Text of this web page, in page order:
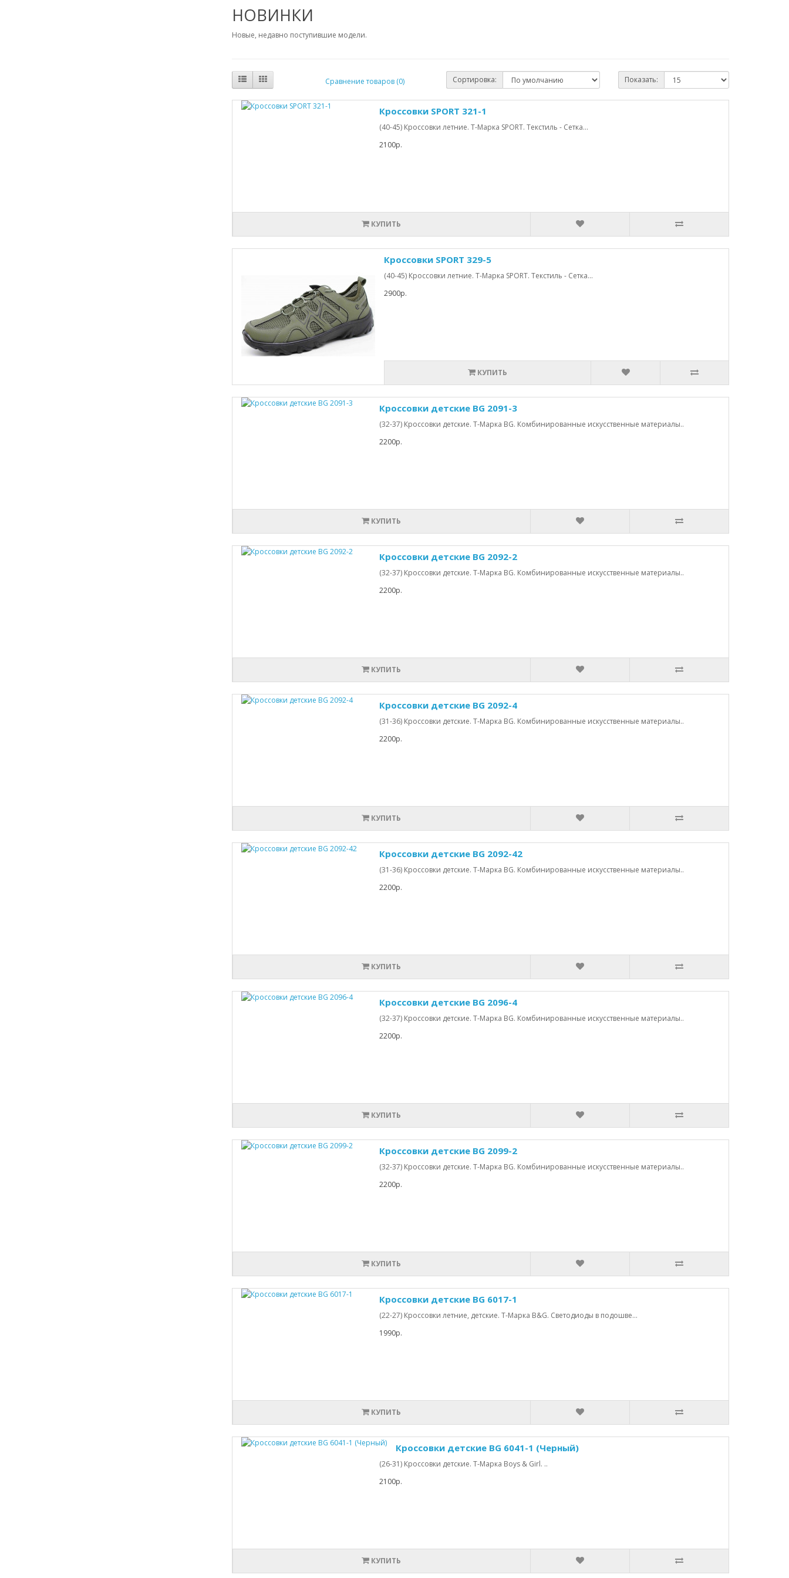
НОВИНКИ
Новые, недавно поступившие модели.
Сравнение товаров (0) Сортировка: Показать:
Кроссовки SPORT 321-1
(40-45) Кроссовки летние. Т-Марка SPORT. Текстиль - Cетка...
2100р.
КУПИТЬ
Кроссовки SPORT 329-5
(40-45) Кроссовки летние. Т-Марка SPORT. Текстиль - Cетка...
2900р.
КУПИТЬ
Кроссовки детские BG 2091-3
(32-37) Кроссовки детские. Т-Марка BG. Комбинированные искусственные материалы..
2200р.
КУПИТЬ
Кроссовки детские BG 2092-2
(32-37) Кроссовки детские. Т-Марка BG. Комбинированные искусственные материалы..
2200р.
КУПИТЬ
Кроссовки детские BG 2092-4
(31-36) Кроссовки детские. Т-Марка BG. Комбинированные искусственные материалы..
2200р.
КУПИТЬ
Кроссовки детские BG 2092-42
(31-36) Кроссовки детские. Т-Марка BG. Комбинированные искусственные материалы..
2200р.
КУПИТЬ
Кроссовки детские BG 2096-4
(32-37) Кроссовки детские. Т-Марка BG. Комбинированные искусственные материалы..
2200р.
КУПИТЬ
Кроссовки детские BG 2099-2
(32-37) Кроссовки детские. Т-Марка BG. Комбинированные искусственные материалы..
2200р.
КУПИТЬ
Кроссовки детские BG 6017-1
(22-27) Кроссовки летние, детские. Т-Марка B&G. Светодиоды в подошве...
1990р.
КУПИТЬ
Кроссовки детские BG 6041-1 (Черный)
(26-31) Кроссовки детские. Т-Марка Boys & Girl. ..
2100р.
КУПИТЬ